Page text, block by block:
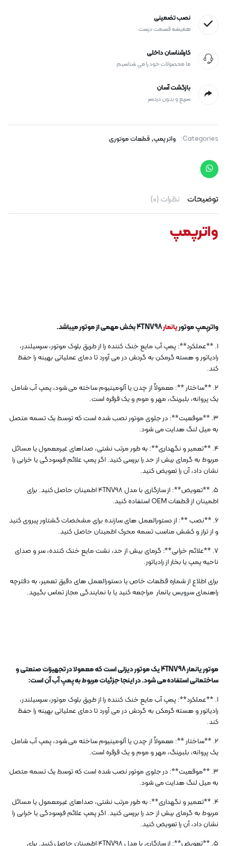
نصب تضمینی
همیشه قسمت درست
کارشناسان داخلی
ما محصولات خود را می شناسیم
بازگشت آسان
سریع و بدون دردسر
Categories: واتر پمپ,قطعات موتوری
توضیحات نظرات (0)
واترپمپ
واترپمپ موتوریانمار4TNV98 بخش مهمی از موتور میباشد.
1. **عملکرد**: پمپ آب مایع خنک کننده را از طریق بلوک موتور، سرسیلندر،
رادیاتور و هسته گرمکن به گردش در می آورد تا دمای عملیاتی بهینه را حفظ
کند.
2. **ساختار **: معمولاً از چدن یا آلومینیوم ساخته می شود، پمپ آب شامل
یک پروانه، بلبرینگ، مهر و موم و یک قرقره است.
3. **موقعیت**: در جلوی موتور نصب شده است که توسط یک تسمه متصل
به میل لنگ هدایت می شود.
4. **تعمیر و نگهداری**: به طور مرتب نشتی، صداهای غیرمعمول یا مسائل
مربوط به گرمای بیش از حد را بررسی کنید. اگر پمپ علائم فرسودگی یا خرابی را
نشان داد، آن را تعویض کنید.
5. **تعویض**: از سازگاری با مدل 4TNV98 اطمینان حاصل کنید. برای
اطمینان از قطعات OEM استفاده کنید.
6. **نصب **: از دستورالعمل های سازنده برای مشخصات گشتاور پیروی کنید
و از تراز و کشش مناسب تسمه محرک اطمینان حاصل کنید.
7. **علائم خرابی**: گرمای بیش از حد، نشت مایع خنک کننده، سر و صدای
ناحیه پمپ یا بخار از رادیاتور.
برای اطلاع از شماره قطعات خاص یا دستورالعمل های دقیق تعمیر، به دفترچه
راهنمای سرویس یانمار مراجعه کنید یا با نمایندگی مجاز تماس بگیرید.
موتور یانمار 4TNV98 یک موتور دیزلی است که معمولا در تجهیزات صنعتی و
ساختمانی استفاده می شود. در اینجا جزئیات مربوط به پمپ آب آن است:
1. **عملکرد**: پمپ آب مایع خنک کننده را از طریق بلوک موتور، سرسیلندر،
رادیاتور و هسته گرمکن به گردش در می آورد تا دمای عملیاتی بهینه را حفظ
کند.
2. **ساختار **: معمولاً از چدن یا آلومینیوم ساخته می شود، پمپ آب شامل
یک پروانه، بلبرینگ، مهر و موم و یک قرقره است.
3. **موقعیت**: در جلوی موتور نصب شده است که توسط یک تسمه متصل
به میل لنگ هدایت می شود.
4. **تعمیر و نگهداری**: به طور مرتب نشتی، صداهای غیرمعمول یا مسائل
مربوط به گرمای بیش از حد را بررسی کنید. اگر پمپ علائم فرسودگی یا خرابی را
نشان داد، آن را تعویض کنید.